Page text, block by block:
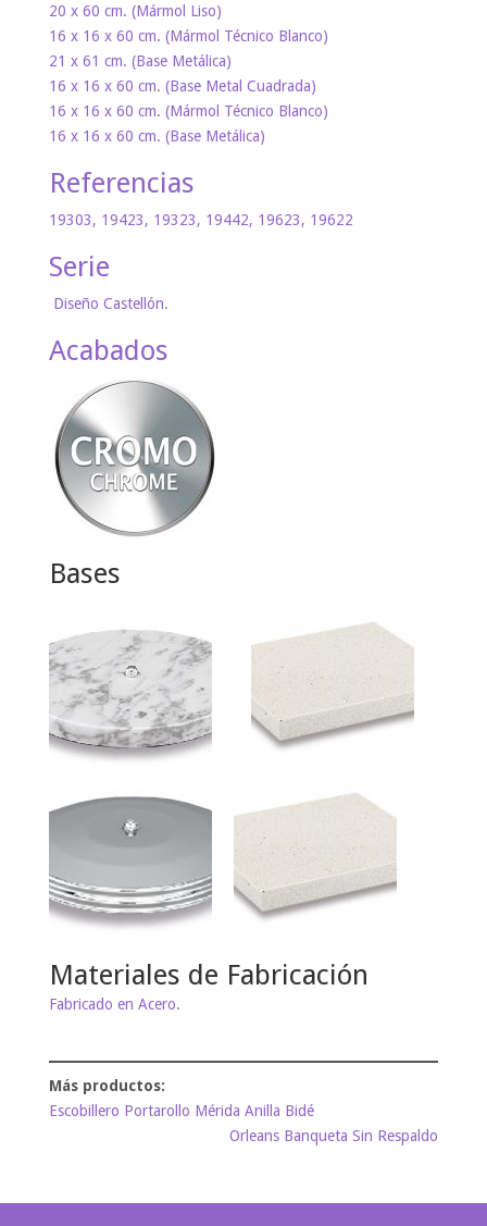
20 x 60 cm. (Mármol Liso)
16 x 16 x 60 cm. (Mármol Técnico Blanco)
21 x 61 cm. (Base Metálica)
16 x 16 x 60 cm. (Base Metal Cuadrada)
16 x 16 x 60 cm. (Mármol Técnico Blanco)
16 x 16 x 60 cm. (Base Metálica)
Referencias
19303, 19423, 19323, 19442, 19623, 19622
Serie
Diseño Castellón.
Acabados
Bases
Materiales de Fabricación
Fabricado en Acero.
Escobillero Portarollo Mérida Anilla Bidé
Orleans Banqueta Sin Respaldo